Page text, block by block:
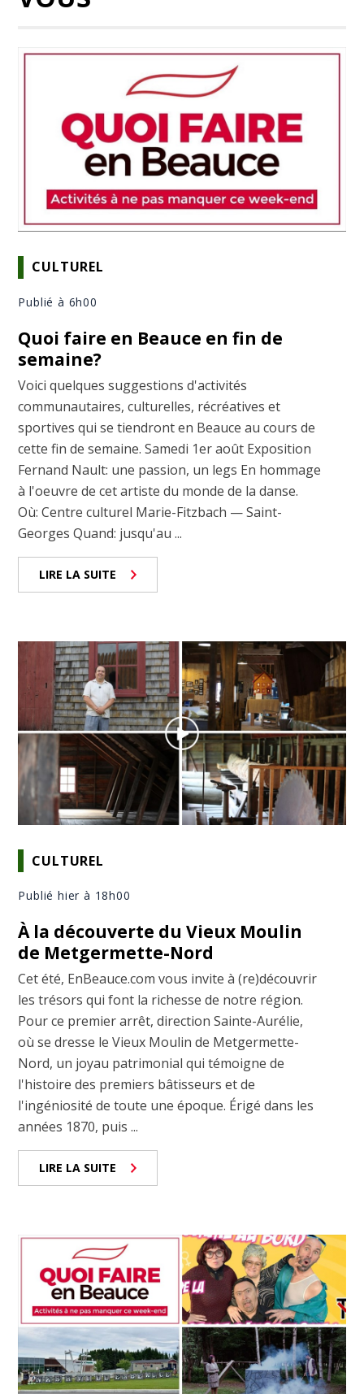
CULTUREL
Publié à 6h00
Quoi faire en Beauce en fin de
semaine?
Voici quelques suggestions d'activités
communautaires, culturelles, récréatives et
sportives qui se tiendront en Beauce au cours de
cette fin de semaine. Samedi 1er août Exposition
Fernand Nault: une passion, un legs En hommage
à l'oeuvre de cet artiste du monde de la danse.
Où: Centre culturel Marie-Fitzbach — Saint-
Georges Quand: jusqu'au ...
LIRE LA SUITE
CULTUREL
Publié hier à 18h00
À la découverte du Vieux Moulin
de Metgermette-Nord
Cet été, EnBeauce.com vous invite à (re)découvrir
les trésors qui font la richesse de notre région.
Pour ce premier arrêt, direction Sainte-Aurélie,
où se dresse le Vieux Moulin de Metgermette-
Nord, un joyau patrimonial qui témoigne de
l'histoire des premiers bâtisseurs et de
l'ingéniosité de toute une époque. Érigé dans les
années 1870, puis ...
LIRE LA SUITE